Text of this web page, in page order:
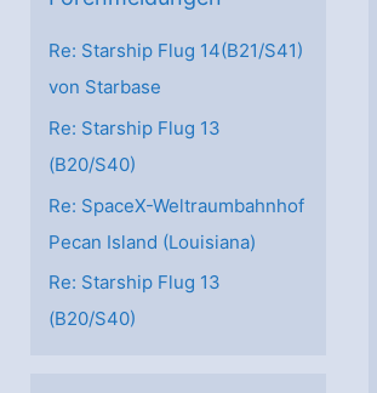
Re: Starship Flug 14(B21/S41)
von Starbase
Re: Starship Flug 13
(B20/S40)
Re: SpaceX-Weltraumbahnhof
Pecan Island (Louisiana)
Re: Starship Flug 13
(B20/S40)